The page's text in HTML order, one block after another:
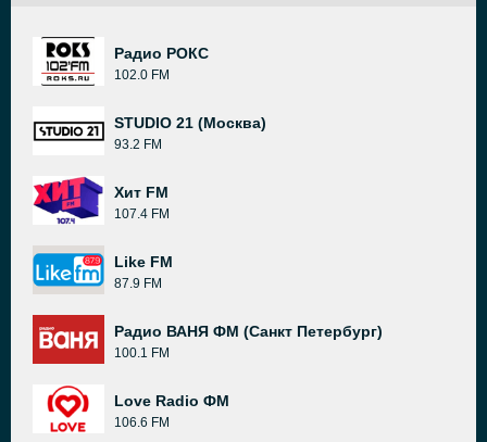
Радио РОКС
102.0 FM
STUDIO 21 (Москва)
93.2 FM
Хит FM
107.4 FM
Like FM
87.9 FM
Радио ВАНЯ ФМ (Санкт Петербург)
100.1 FM
Love Radio ФМ
106.6 FM